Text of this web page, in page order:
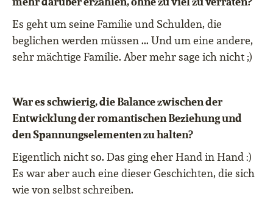
Es geht um seine Familie und Schulden, die
beglichen werden müssen ... Und um eine andere,
sehr mächtige Familie. Aber mehr sage ich nicht ;)
War es schwierig, die Balance zwischen der
Entwicklung der romantischen Beziehung und
den Spannungselementen zu halten?
Eigentlich nicht so. Das ging eher Hand in Hand :)
Es war aber auch eine dieser Geschichten, die sich
wie von selbst schreiben.